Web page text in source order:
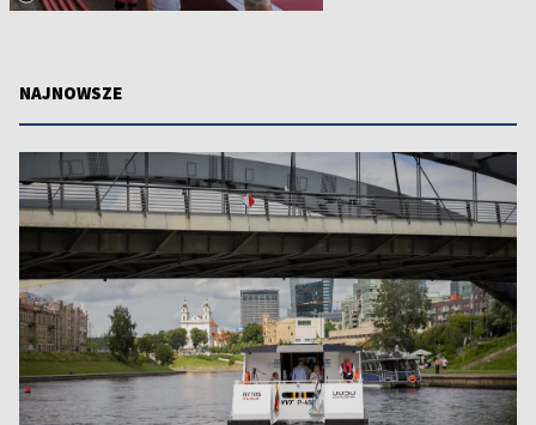
NAJNOWSZE